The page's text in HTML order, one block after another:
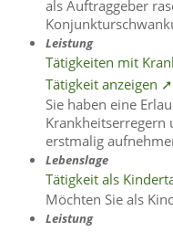
als Auftraggeber
Leistung
Tätigkeiten mit
Tätigkeit anzeigen ➚
Sie haben eine
Krankheitserregern
erstmalig
Lebenslage
Tätigkeit als
Möchten Sie als
Leistung